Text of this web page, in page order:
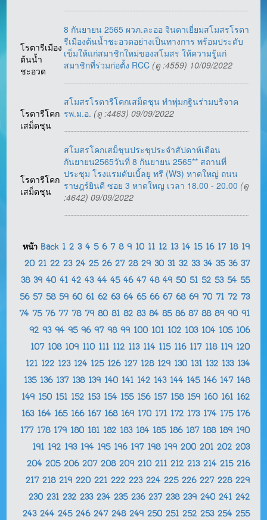
โรตารีเมือง
ต้นน้ำ
ชะอวด
8 กันยายน 2565 ผวภ.ละออ จินดาเยี่ยมสโมสรโรตา
รีเมืองต้นน้ำชะอวดอย่างเป็นทางการ พร้อมประดับ
เข็มให้แก่สมาชิกใหม่ของสโมสร ให้ความรู้แก่
สมาชิกที่ร่วมก่อตั้ง RCC (ดู :4559) 10/09/2022
โรตารีโคก
เสม็ดชุน
สโมสรโรตารีโคกเสม็ดชุน ทำพุ่มกฐินร่ามบริจาค
รพ.ม.อ. (ดู :4463) 09/09/2022
โรตารีโคก
เสม็ดชุน
สโมสรโคกเสม็ชุนประชุประจำสัปดาห์เดือน
กันยายน2565วันที่ 8 กันยายน 2565** สถานที่
ประชุม โรงแรมดับเบิ้ลยู ทรี (W3) หาดใหญ่ ถนน
ราษฎร์ยินดี ซอย 3 หาดใหญ เวลา 18.00 - 20.00 (ดู
:4642) 09/09/2022
หน้า Back 1 2 3 4 5 6 7 8 9 10 11 12 13 14 15 16 17 18 19
20 21 22 23 24 25 26 27 28 29 30 31 32 33 34 35 36 37
38 39 40 41 42 43 44 45 46 47 48 49 50 51 52 53 54 55
56 57 58 59 60 61 62 63 64 65 66 67 68 69 70 71 72 73
74 75 76 77 78 79 80 81 82 83 84 85 86 87 88 89 90 91
92 93 94 95 96 97 98 99 100 101 102 103 104 105 106
107 108 109 110 111 112 113 114 115 116 117 118 119 120
121 122 123 124 125 126 127 128 129 130 131 132 133 134
135 136 137 138 139 140 141 142 143 144 145 146 147 148
149 150 151 152 153 154 155 156 157 158 159 160 161 162
163 164 165 166 167 168 169 170 171 172 173 174 175 176
177 178 179 180 181 182 183 184 185 186 187 188 189 190
191 192 193 194 195 196 197 198 199 200 201 202 203
204 205 206 207 208 209 210 211 212 213 214 215 216
217 218 219 220 221 222 223 224 225 226 227 228 229
230 231 232 233 234 235 236 237 238 239 240 241 242
243 244 245 246 247 248 249 250 251 252 253 254 255